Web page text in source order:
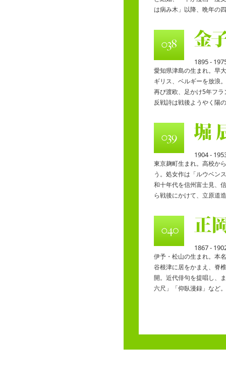
は病み木」以降、晩年の
1895 -
愛知県津島の生まれ。早
ギリス、ベルギーを放浪
再び渡欧、足かけ5年フ
反戦詩は戦後ようやく陽
1904 -
東京麹町生まれ。高校か
う。処女作は「ルウベン
和十年代を信州富士見、
ら戦後にかけて、立原道
1867 -
伊予・松山の生まれ。本
谷根津に居をかまえ、脊
開。近代俳句を提唱し、
六尺」「仰臥漫録」など